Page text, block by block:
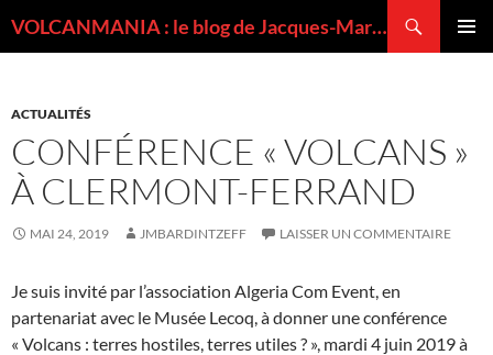
VOLCANMANIA : le blog de Jacques-Marie BARDINTZEFF, volcanologue
ACTUALITÉS
CONFÉRENCE « VOLCANS »
À CLERMONT-FERRAND
MAI 24, 2019 JMBARDINTZEFF LAISSER UN COMMENTAIRE
Je suis invité par l’association Algeria Com Event, en
partenariat avec le Musée Lecoq, à donner une conférence
« Volcans : terres hostiles, terres utiles ? », mardi 4 juin 2019 à